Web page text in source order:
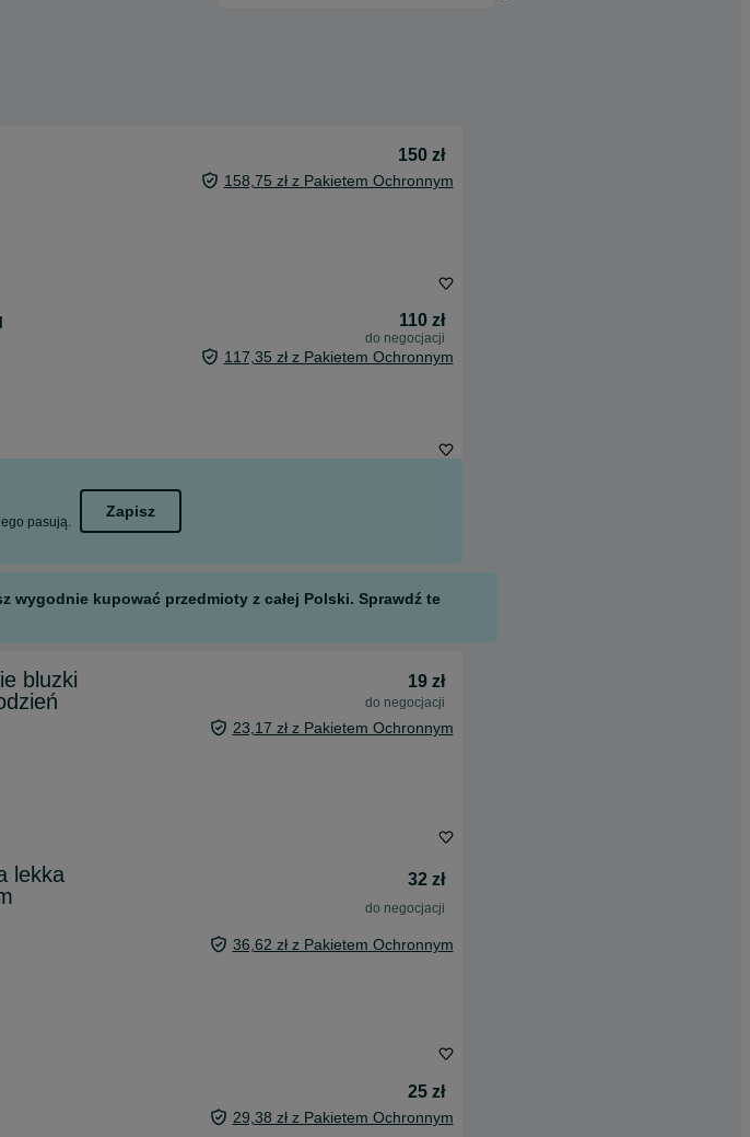
150 zł
158,75 zł z Pakietem Ochronnym
110 zł
do negocjacji
117,35 zł z Pakietem Ochronnym
pasują.
Zapisz
wygodnie kupować przedmioty z całej Polski. Sprawdź te
bluzki
19 zł
do negocjacji
23,17 zł z Pakietem Ochronnym
lekka
32 zł
do negocjacji
36,62 zł z Pakietem Ochronnym
25 zł
29,38 zł z Pakietem Ochronnym